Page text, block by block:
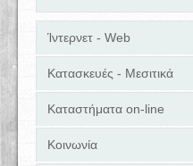
Ίντερνετ - Web
Κατασκευές - Μεσιτικά
Καταστήματα on-line
Κοινωνία